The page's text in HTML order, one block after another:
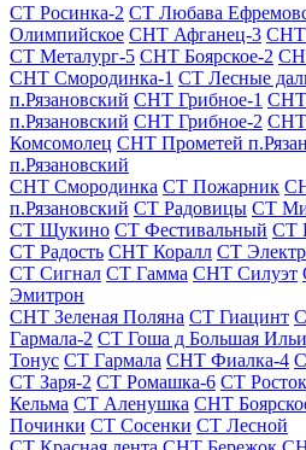
СТ Росинка-2 СТ Любава
Олимпийское СНТ Афганец-3 СНТ
СТ Металург-5 СНТ Боярское-2
СНТ Смородинка-1 СТ Лесные
п.Рязановский СНТ Грибное-1 СНТ
п.Рязановский СНТ Грибное-2 СНТ
Комсомолец СНТ Прометей
п.Рязановский
СНТ Смородинка СТ Пожарник
п.Рязановский СТ Радовицы СТ
СТ Щукино СТ Фестивальный СТ
СТ Радость СНТ Коралл СТ
СТ Сигнал СТ Гамма СНТ Силуэт
Эмитрон
СНТ Зеленая Поляна СТ Гиацинт
Гармала-2 СТ Гоша д Большая
Тонус СТ Гармала СНТ Фиалка-4
СТ Заря-2 СТ Ромашка-6 СТ
Кельма СТ Аленушка СНТ
Починки СТ Сосенки СТ Лесной